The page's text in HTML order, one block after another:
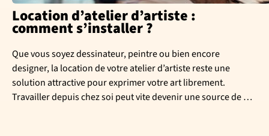
Location d’atelier d’artiste :
comment s’installer ?
Que vous soyez dessinateur, peintre ou bien encore
designer, la location de votre atelier d’artiste reste une
solution attractive pour exprimer votre art librement.
Travailler depuis chez soi peut vite devenir une source de …